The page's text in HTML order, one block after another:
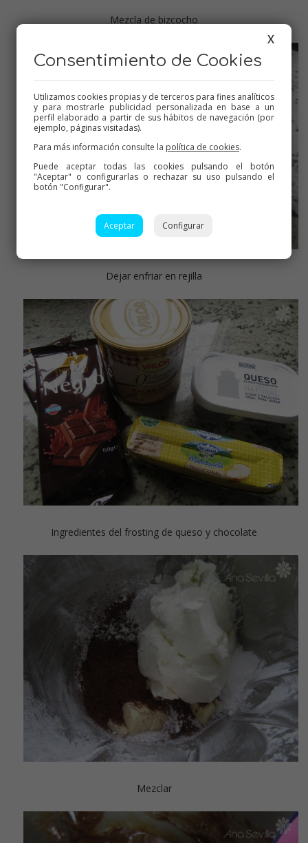
Mezcla de bizcocho
Dejar enfriar en rejilla
Ingredientes del frosting de queso y chocolate
Mezclar
X
Consentimiento de Cookies
Utilizamos cookies propias y de terceros para fines analíticos
y para mostrarle publicidad personalizada en base a un
perfil elaborado a partir de sus hábitos de navegación (por
ejemplo, páginas visitadas).
Para más información consulte la política de cookies.
Puede aceptar todas las cookies pulsando el botón
"Aceptar" o configurarlas o rechazar su uso pulsando el
botón "Configurar".
Aceptar Configurar